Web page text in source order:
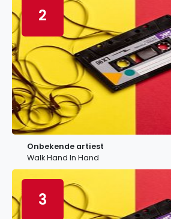
2
Onbekende artiest
Walk Hand In Hand
3